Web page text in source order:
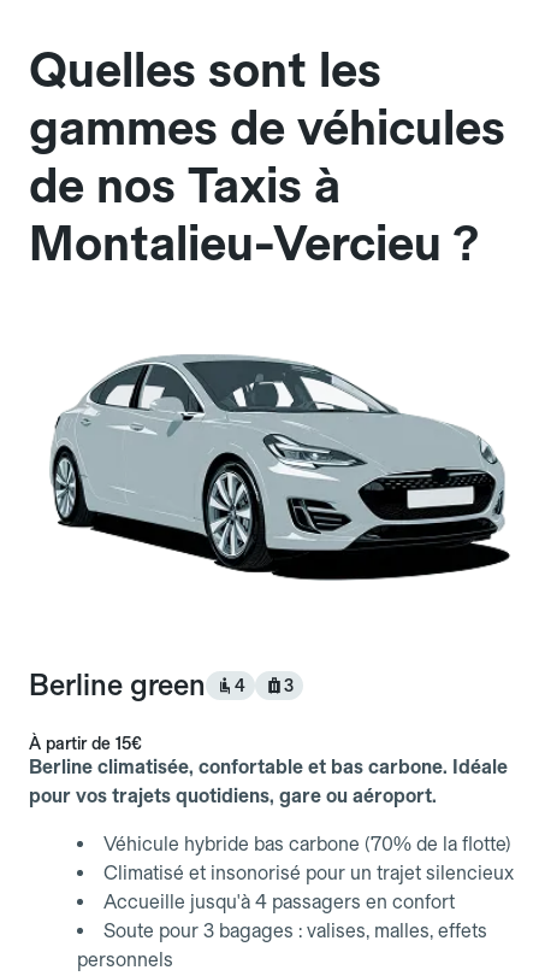
Quelles sont les
gammes de véhicules
de nos Taxis à
Montalieu-Vercieu ?
Berline green 4 3
À partir de 15€
Berline climatisée, confortable et bas carbone. Idéale
pour vos trajets quotidiens, gare ou aéroport.
Véhicule hybride bas carbone (70% de la flotte)
Climatisé et insonorisé pour un trajet silencieux
Accueille jusqu'à 4 passagers en confort
Soute pour 3 bagages : valises, malles, effets
personnels